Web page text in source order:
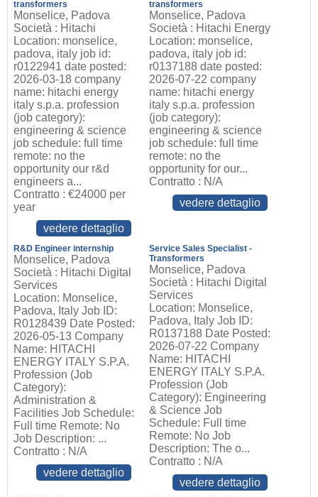
transformers
Monselice, Padova
Società : Hitachi
Location: monselice,
padova, italy job id:
r0122941 date posted:
2026-03-18 company
name: hitachi energy
italy s.p.a. profession
(job category):
engineering & science
job schedule: full time
remote: no the
opportunity our r&d
engineers a...
Contratto : €24000 per
year
vedere dettaglio
transformers
Monselice, Padova
Società : Hitachi Energy
Location: monselice,
padova, italy job id:
r0137188 date posted:
2026-07-22 company
name: hitachi energy
italy s.p.a. profession
(job category):
engineering & science
job schedule: full time
remote: no the
opportunity for our...
Contratto : N/A
vedere dettaglio
R&D Engineer internship
Monselice, Padova
Società : Hitachi Digital
Services
Location: Monselice,
Padova, Italy Job ID:
R0128439 Date Posted:
2026-05-13 Company
Name: HITACHI
ENERGY ITALY S.P.A.
Profession (Job
Category):
Administration &
Facilities Job Schedule:
Full time Remote: No
Job Description: ...
Contratto : N/A
vedere dettaglio
Service Sales Specialist -
Transformers
Monselice, Padova
Società : Hitachi Digital
Services
Location: Monselice,
Padova, Italy Job ID:
R0137188 Date Posted:
2026-07-22 Company
Name: HITACHI
ENERGY ITALY S.P.A.
Profession (Job
Category): Engineering
& Science Job
Schedule: Full time
Remote: No Job
Description: The o...
Contratto : N/A
vedere dettaglio